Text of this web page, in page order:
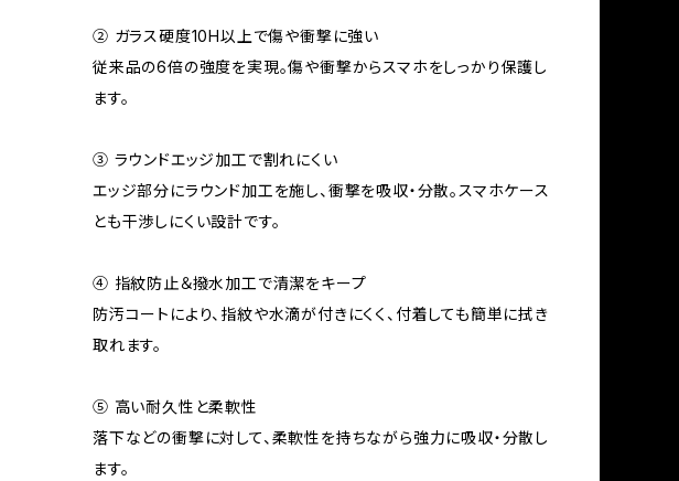
② ガラス硬度10H以上で傷や衝撃に強い
従来品の6倍の強度を実現。傷や衝撃からスマホをしっかり保護し
ます。
③ ラウンドエッジ加工で割れにくい
エッジ部分にラウンド加工を施し、衝撃を吸収・分散。スマホケース
とも干渉しにくい設計です。
④ 指紋防止＆撥水加工で清潔をキープ
防汚コートにより、指紋や水滴が付きにくく、付着しても簡単に拭き
取れます。
⑤ 高い耐久性と柔軟性
落下などの衝撃に対して、柔軟性を持ちながら強力に吸収・分散し
ます。